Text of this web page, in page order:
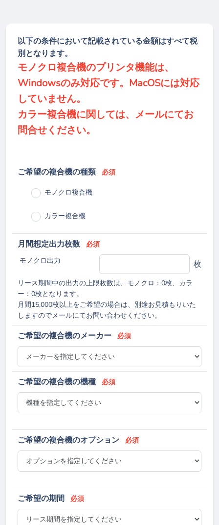
以下の条件において記載されている金額はすべて税
別となります。
モノクロ複合機のプリンタ機能は、
Windowsのみ対応です。MacOSには対応
していません。
カラー複合機に関しては、メールにてお
問合せください。
ご希望の複合機の種類 必須
モノクロ複合機
カラー複合機
月間想定出力枚数 必須
モノクロ出力
枚
リース期間中の出力の上限枚数は、モノクロ：0枚、カラ
ー：0枚となります。
月間15,000枚以上をご希望の場合は、別途お見積もりいた
しますのでメールにてお問い合わせください。
ご希望の複合機のメーカー 必須
ご希望の複合機の機種 必須
ご希望の複合機のオプション 必須
ご希望の期間 必須